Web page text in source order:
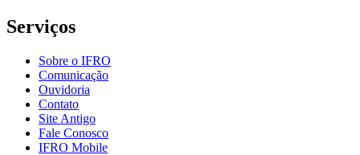
Serviços
Sobre o IFRO
Comunicação
Ouvidoria
Contato
Site Antigo
Fale Conosco
IFRO Mobile